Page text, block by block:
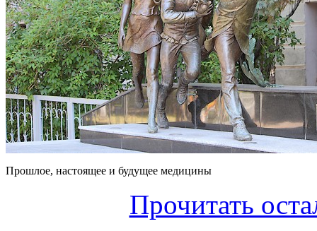
Прошлое, настоящее и будущее медицины
Прочитать